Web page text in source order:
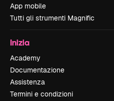
App mobile
Tutti gli strumenti Magnific
Inizia
Academy
Documentazione
Assistenza
Termini e condizioni